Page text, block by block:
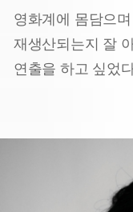
영화계에 몸담으
재생산되는지 잘
연출을 하고 싶었